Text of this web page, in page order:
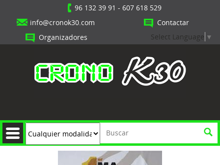
96 132 39 91 - 607 618 529
info@cronok30.com
Contactar
Organizadores
Select Language ▼